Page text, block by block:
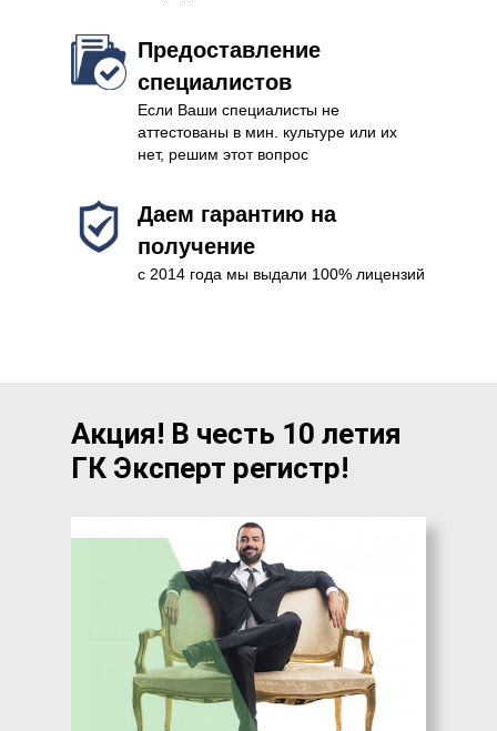
с 2014 года мы выдали 100% лицензий
Даем гарантию на
получение
Если Ваши специалисты не
аттестованы в мин. культуре или их
нет, решим этот вопрос
Предоставление
специалистов
Акция! В честь 10 летия
ГК Эксперт регистр!